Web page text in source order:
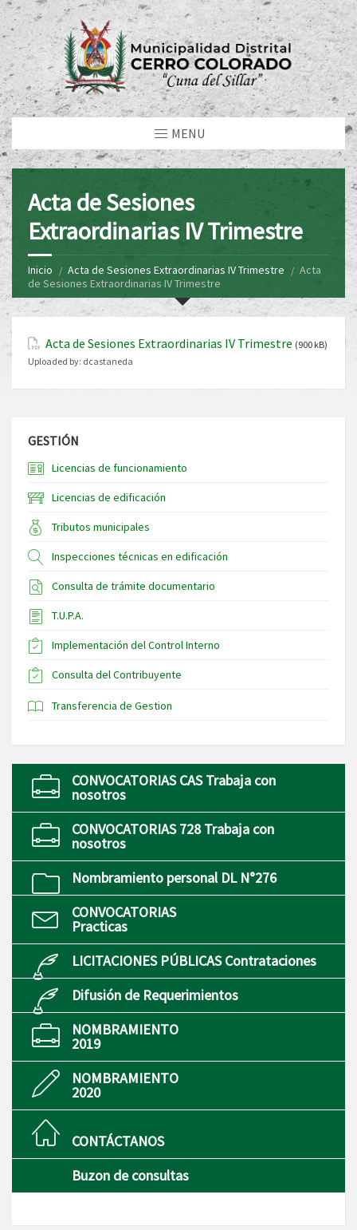
MENU
Acta de Sesiones
Extraordinarias IV Trimestre
Inicio Acta de Sesiones Extraordinarias IV Trimestre
Acta
de Sesiones Extraordinarias IV Trimestre
Acta de Sesiones Extraordinarias IV Trimestre (900 kB)
Uploaded by: dcastaneda
GESTIÓN
Licencias de funcionamiento
Licencias de edificación
Tributos municipales
Inspecciones técnicas en edificación
Consulta de trámite documentario
T.U.P.A.
Implementación del Control Interno
Consulta del Contribuyente
Transferencia de Gestion
CONVOCATORIAS CAS Trabaja con
nosotros
CONVOCATORIAS 728 Trabaja con
nosotros
Nombramiento personal DL N°276
CONVOCATORIAS
Practicas
LICITACIONES PÚBLICAS Contrataciones
Difusión de Requerimientos
NOMBRAMIENTO
2019
NOMBRAMIENTO
2020
CONTÁCTANOS
Buzon de consultas